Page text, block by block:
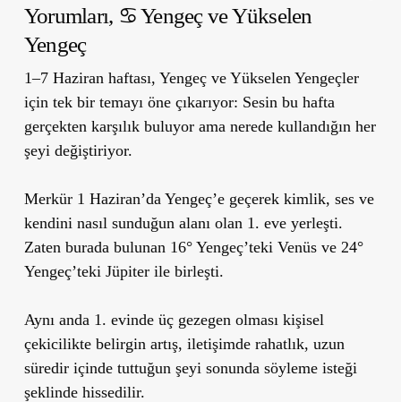
Yorumları, ♋ Yengeç ve Yükselen
Yengeç
1–7 Haziran haftası, Yengeç ve Yükselen Yengeçler
için tek bir temayı öne çıkarıyor: Sesin bu hafta
gerçekten karşılık buluyor ama nerede kullandığın her
şeyi değiştiriyor.
Merkür 1 Haziran’da Yengeç’e geçerek kimlik, ses ve
kendini nasıl sunduğun alanı olan 1. eve yerleşti.
Zaten burada bulunan 16° Yengeç’teki Venüs ve 24°
Yengeç’teki Jüpiter ile birleşti.
Aynı anda 1. evinde üç gezegen olması kişisel
çekicilikte belirgin artış, iletişimde rahatlık, uzun
süredir içinde tuttuğun şeyi sonunda söyleme isteği
şeklinde hissedilir.